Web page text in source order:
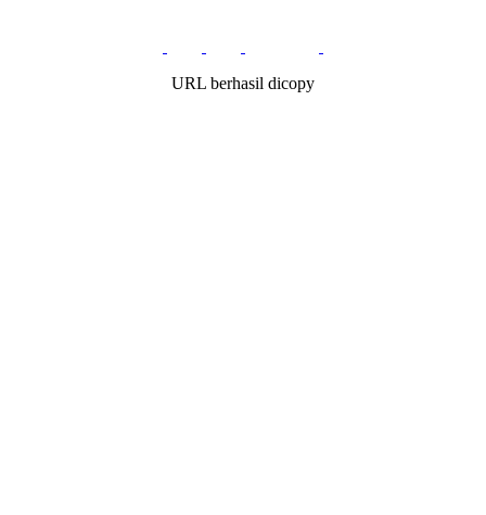
URL berhasil dicopy